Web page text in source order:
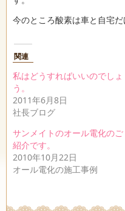
今のところ酸素は車と自宅だ
関連
私はどうすればいいのでしょ
う。
2011年6月8日
社長ブログ
サンメイトのオール電化のご
紹介です。
2010年10月22日
オール電化の施工事例